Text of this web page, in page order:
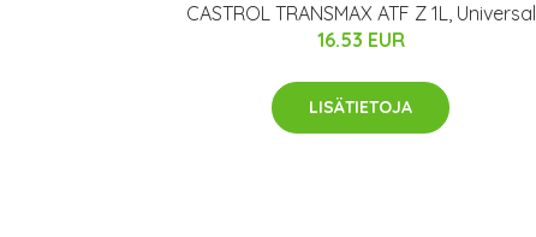
CASTROL TRANSMAX ATF Z 1L, Universal
16.53 EUR
LISÄTIETOJA